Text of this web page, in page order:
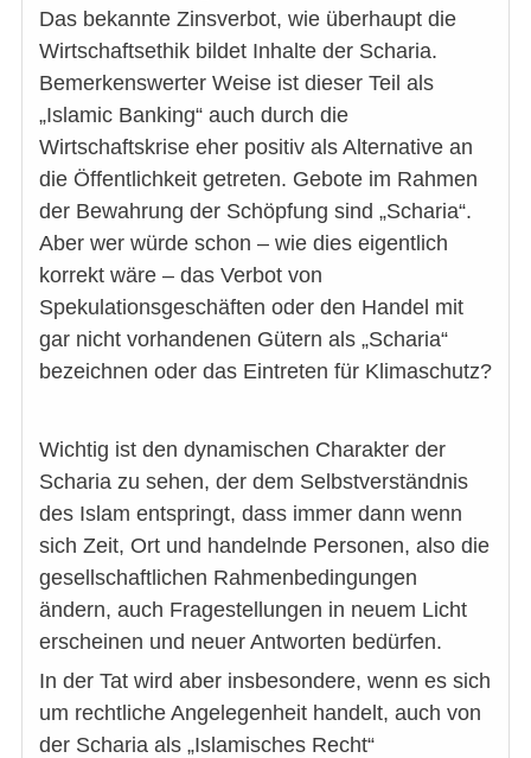
Das bekannte Zinsverbot, wie überhaupt die
Wirtschaftsethik bildet Inhalte der Scharia.
Bemerkenswerter Weise ist dieser Teil als
„Islamic Banking“ auch durch die
Wirtschaftskrise eher positiv als Alternative an
die Öffentlichkeit getreten. Gebote im Rahmen
der Bewahrung der Schöpfung sind „Scharia“.
Aber wer würde schon – wie dies eigentlich
korrekt wäre – das Verbot von
Spekulationsgeschäften oder den Handel mit
gar nicht vorhandenen Gütern als „Scharia“
bezeichnen oder das Eintreten für Klimaschutz?
Wichtig ist den dynamischen Charakter der
Scharia zu sehen, der dem Selbstverständnis
des Islam entspringt, dass immer dann wenn
sich Zeit, Ort und handelnde Personen, also die
gesellschaftlichen Rahmenbedingungen
ändern, auch Fragestellungen in neuem Licht
erscheinen und neuer Antworten bedürfen.
In der Tat wird aber insbesondere, wenn es sich
um rechtliche Angelegenheit handelt, auch von
der Scharia als „Islamisches Recht“